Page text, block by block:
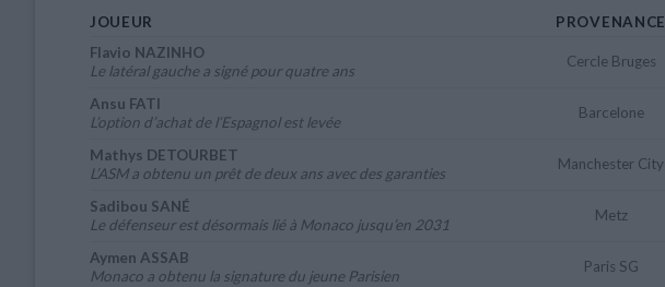
JOUEUR PROVENANCE
Flavio NAZINHO
Le latéral gauche a signé pour quatre ans
Cercle Bruges
Ansu FATI
L’option d’achat de l’Espagnol est levée
Barcelone
Mathys DETOURBET
L’ASM a obtenu un prêt de deux ans avec des garanties
Manchester City
Sadibou SANÉ
Le défenseur est désormais lié à Monaco jusqu’en 2031
Metz
Aymen ASSAB
Monaco a obtenu la signature du jeune Parisien
Paris SG